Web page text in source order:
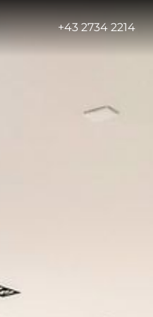
+43 2734 2214